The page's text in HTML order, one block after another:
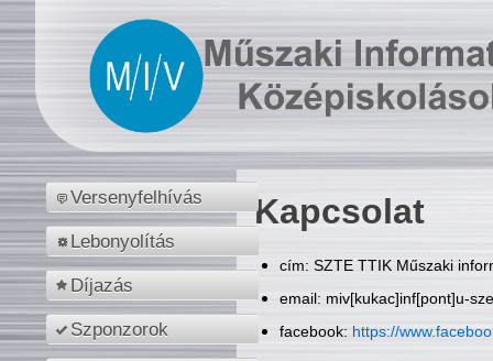
Versenyfelhívás
Lebonyolítás
Díjazás
Szponzorok
Kapcsolat
cím: SZTE TTIK Műszaki
email: miv[kukac]inf[pont]u-
facebook: https://